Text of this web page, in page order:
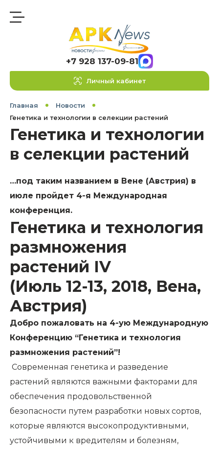
+7 928 137-09-81
Личный кабинет
Главная
Новости
Генетика и технологии в селекции растений
Генетика и технологии
в селекции растений
…под таким названием в Вене (Австрия) в
июле пройдет 4-я Международная
конференция.
Генетика и технология
размножения
растений IV
(Июль 12-13, 2018, Вена,
Австрия)
Добро пожаловать на 4-ую Международную
Конференцию “Генетика и технология
размножения растений”!
Современная генетика и разведение
растений являются важными факторами для
обеспечения продовольственной
безопасности путем разработки новых сортов,
которые являются высокопродуктивными,
устойчивыми к вредителям и болезням,